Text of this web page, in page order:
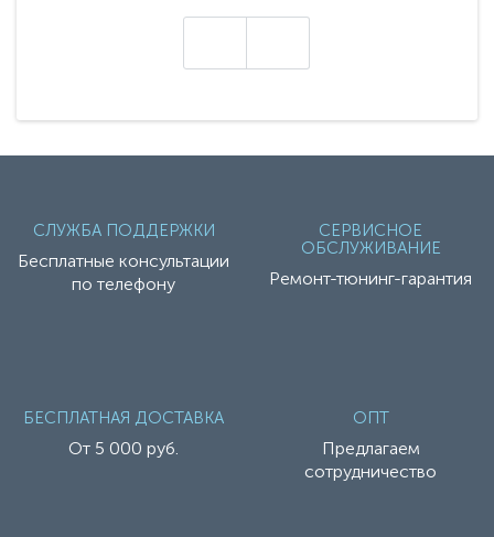
СЛУЖБА ПОДДЕРЖКИ
Бесплатные консультации
по телефону
СЕРВИСНОЕ
ОБСЛУЖИВАНИЕ
Ремонт-тюнинг-гарантия
БЕСПЛАТНАЯ ДОСТАВКА
От 5 000 руб.
ОПТ
Предлагаем
сотрудничество